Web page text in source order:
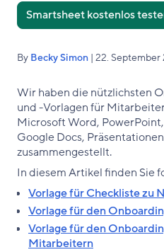
Smartsheet kostenlos
By Becky Simon | 22.
Wir haben die nützlichsten
und -Vorlagen für
Microsoft Word,
Google Docs,
zusammengestellt.
In diesem Artikel finden Sie
Vorlage für Checkliste zu
Vorlage für den
Vorlage für den
Mitarbeitern